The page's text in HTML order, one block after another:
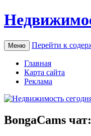
Меню Перейти к
Главная
Карта сайта
Реклама
BongaCams